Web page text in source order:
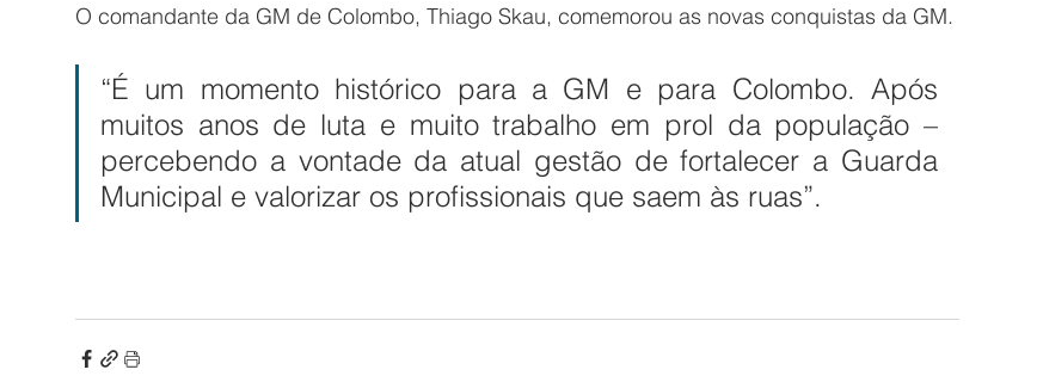
O comandante da GM de Colombo, Thiago Skau, comemorou as novas conquistas da GM.
“É um momento histórico para a GM e para Colombo. Após
muitos anos de luta e muito trabalho em prol da população –
percebendo a vontade da atual gestão de fortalecer a Guarda
Municipal e valorizar os profissionais que saem às ruas”.